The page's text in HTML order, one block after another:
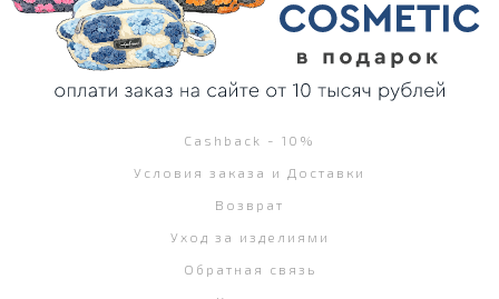
Cashback - 10%
Условия заказа и Доставки
Возврат
Уход за изделиями
Обратная связь